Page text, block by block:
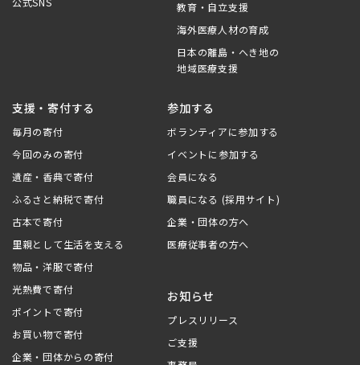
教育・自立支援
海外医療人材の育成
日本の離島・へき地の
地域医療支援
支援・寄付する
毎月の寄付
今回のみの寄付
遺産・香典で寄付
ふるさと納税で寄付
古本で寄付
里親として生活を支える
物品・洋服で寄付
光熱費で寄付
ポイントで寄付
お買い物で寄付
企業・団体からの寄付
参加する
ボランティアに参加する
イベントに参加する
会員になる
職員になる (採用サイト)
企業・団体の方へ
医療従事者の方へ
お知らせ
プレスリリース
ご支援